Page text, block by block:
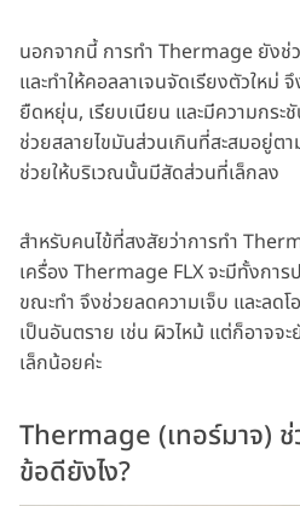
นอกจากนี้ การทำ Thermage ยังช่
และทำให้คอลลาเจนจัดเรียงตัวใหม่
ยืดหยุ่น, เรียบเนียน และมีความกร
ช่วยสลายไขมันส่วนเกินที่สะสมอยู่ต
ช่วยให้บริเวณนั้นมีสัดส่วนที่เล็กลง
สำหรับคนไข้ที่สงสัยว่าการทำ
เครื่อง Thermage FLX จะมีทั้งกา
ขณะทำ จึงช่วยลดความเจ็บ และลดโ
เป็นอันตราย เช่น ผิวไหม้ แต่ก็อาจจ
เล็กน้อยค่ะ
Thermage (เทอร์มาจ) ช่
ข้อดียังไง?